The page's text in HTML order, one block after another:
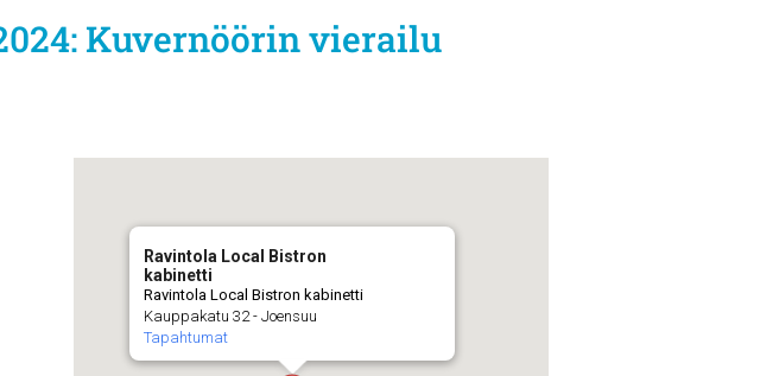
Kuvernöörin vierailu
Ravintola Local Bistron
kabinetti
Ravintola Local Bistron kabinetti
Kauppakatu 32 - Joensuu
Tapahtumat